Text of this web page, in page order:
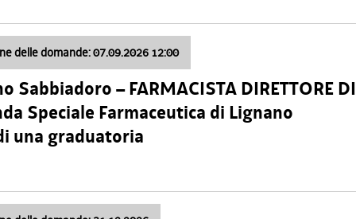
delle domande: 07.09.2026 12:00
Sabbiadoro – FARMACISTA DIRETTORE DI
Speciale Farmaceutica di Lignano
una graduatoria